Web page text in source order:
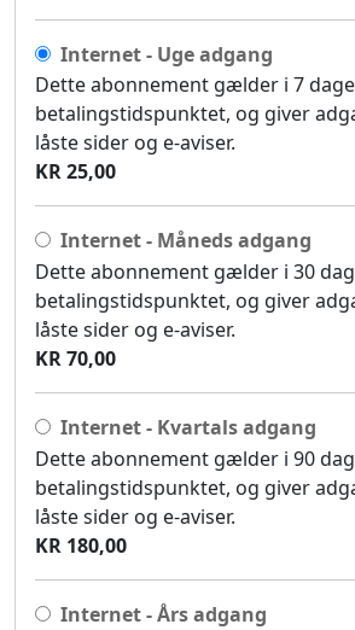
Internet - Uge adgang
Dette abonnement gælder i 7
betalingstidspunktet, og giver
låste sider og e-aviser.
KR 25,00
Internet - Måneds adgang
Dette abonnement gælder i 30
betalingstidspunktet, og giver
låste sider og e-aviser.
KR 70,00
Internet - Kvartals adgang
Dette abonnement gælder i 90
betalingstidspunktet, og giver
låste sider og e-aviser.
KR 180,00
Internet - Års adgang